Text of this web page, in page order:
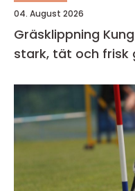
04. August 2026
Gräsklippning
stark, tät och frisk